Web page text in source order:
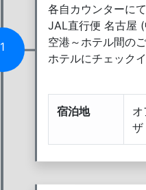
1
各自カウンターに
JAL直行便 名古屋
空港～ホテル間の
ホテルにチェック
宿泊地
ザ